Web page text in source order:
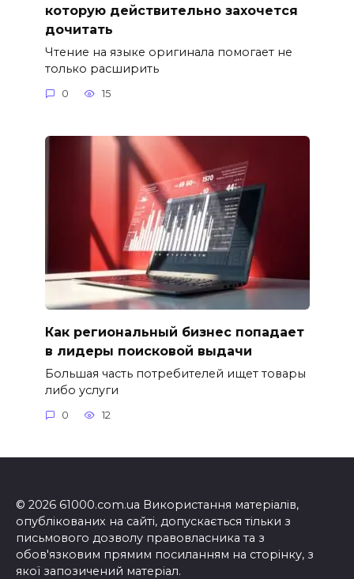
которую действительно захочется
дочитать
Чтение на языке оригинала помогает не
только расширить
0 15
Как региональный бизнес попадает
в лидеры поисковой выдачи
Большая часть потребителей ищет товары
либо услуги
0 12
© 2026 61000.com.ua Використання матеріалів,
опублікованих на сайті, допускається тільки з
письмового дозволу правовласника та з
обов'язковим прямим посиланням на сторінку, з
якої запозичений матеріал.